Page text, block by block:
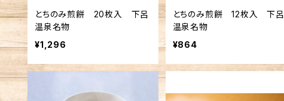
とちのみ煎餅 20枚入 下呂
温泉名物
¥1,296
とちのみ煎餅 12枚入 下呂
温泉名物
¥864